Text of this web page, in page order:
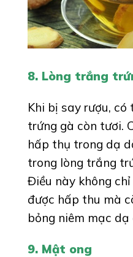
8. Lòng trắng
Khi bị say rượu,
trứng gà còn tươi.
hấp thụ trong dạ
trong lòng trắng
Điều này không
được hấp thu mà
bỏng niêm mạc dạ
9. Mật ong